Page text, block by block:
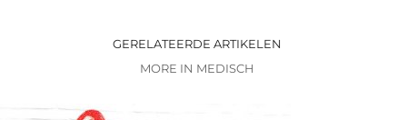
GERELATEERDE ARTIKELEN
MORE IN MEDISCH